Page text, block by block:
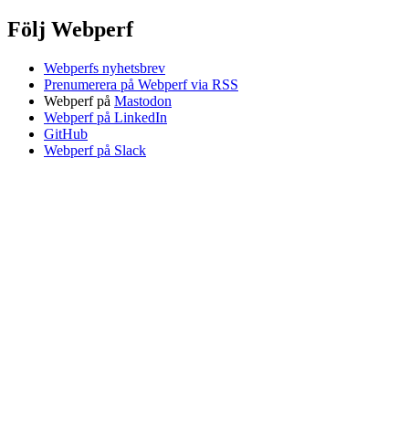
Följ Webperf
Webperfs nyhetsbrev
Prenumerera på Webperf via RSS
Webperf på Mastodon
Webperf på LinkedIn
GitHub
Webperf på Slack